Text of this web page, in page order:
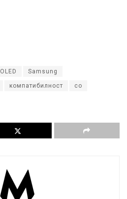
OLED Samsung
компатибилност со